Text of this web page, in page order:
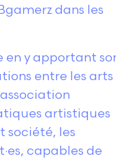
dans les
en y apportant
entre les arts
artistiques
société, les
capables de